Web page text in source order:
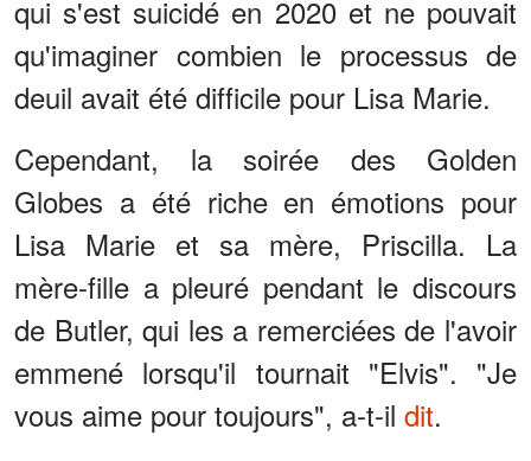
qui s'est suicidé en 2020 et ne pouvait
qu'imaginer combien le processus de
deuil avait été difficile pour Lisa Marie.
Cependant, la soirée des Golden
Globes a été riche en émotions pour
Lisa Marie et sa mère, Priscilla. La
mère-fille a pleuré pendant le discours
de Butler, qui les a remerciées de l'avoir
emmené lorsqu'il tournait "Elvis". "Je
vous aime pour toujours", a-t-il dit.